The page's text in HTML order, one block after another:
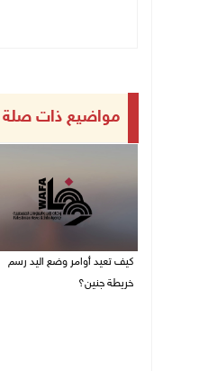
مواضيع ذات صلة
كيف تعيد أوامر وضع اليد رسم
خريطة جنين؟